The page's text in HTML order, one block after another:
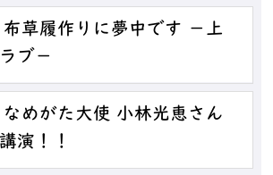
草履作りに夢中です －上
ブ－
めがた大使 小林光恵さん
演！！